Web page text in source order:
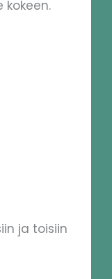
ja toisiin